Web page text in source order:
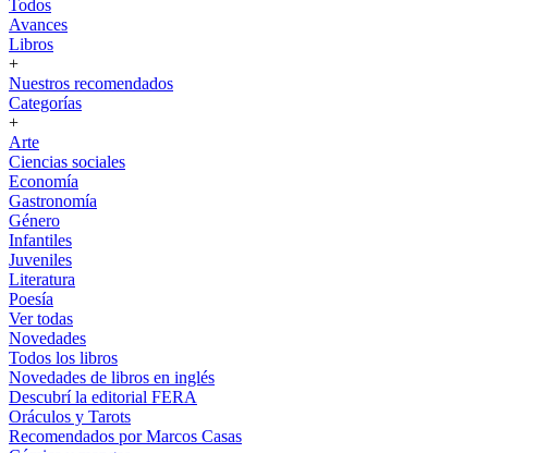
Todos
Avances
Libros
+
Nuestros recomendados
Categorías
+
Arte
Ciencias sociales
Economía
Gastronomía
Género
Infantiles
Juveniles
Literatura
Poesía
Ver todas
Novedades
Todos los libros
Novedades de libros en inglés
Descubrí la editorial FERA
Oráculos y Tarots
Recomendados por Marcos Casas